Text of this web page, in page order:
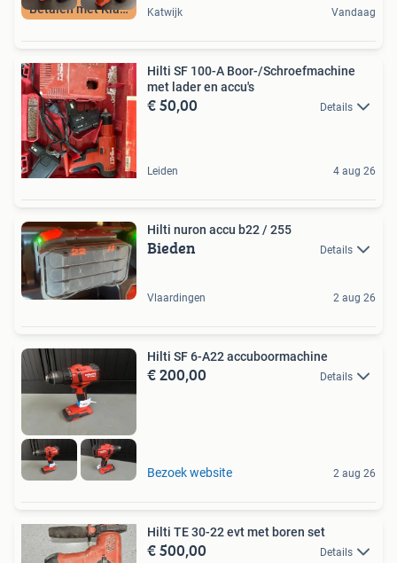
Betalen met Klarna Katwijk Vandaag
Hilti SF 100-A Boor-/Schroefmachine
met lader en accu's
€ 50,00 Details
Leiden 4 aug 26
Hilti nuron accu b22 / 255
Bieden Details
Vlaardingen 2 aug 26
Hilti SF 6-A22 accuboormachine
€ 200,00 Details
Bezoek website 2 aug 26
Hilti TE 30-22 evt met boren set
€ 500,00 Details